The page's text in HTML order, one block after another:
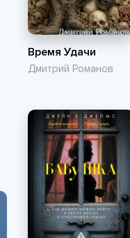
Время Удачи
Дмитрий Романов